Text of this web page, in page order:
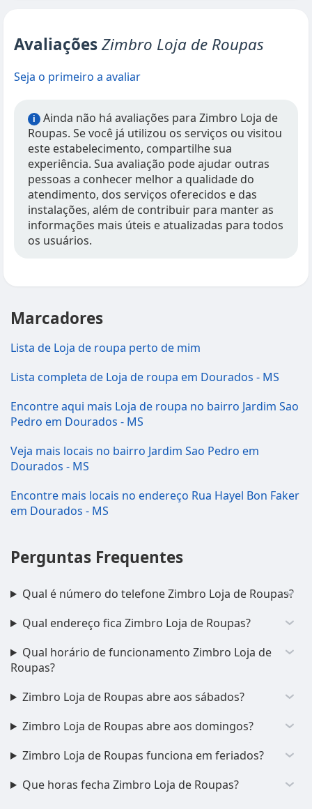
AvaliaçõesZimbro Loja de Roupas
Seja o primeiro a avaliar
i
Ainda não há avaliações para Zimbro Loja de
Roupas. Se você já utilizou os serviços ou visitou
este estabelecimento, compartilhe sua
experiência. Sua avaliação pode ajudar outras
pessoas a conhecer melhor a qualidade do
atendimento, dos serviços oferecidos e das
instalações, além de contribuir para manter as
informações mais úteis e atualizadas para todos
os usuários.
Marcadores
Lista de Loja de roupa perto de mim
Lista completa de Loja de roupa em Dourados - MS
Encontre aqui mais Loja de roupa no bairro Jardim Sao
Pedro em Dourados - MS
Veja mais locais no bairro Jardim Sao Pedro em
Dourados - MS
Encontre mais locais no endereço Rua Hayel Bon Faker
em Dourados - MS
Perguntas Frequentes
Qual é número do telefone Zimbro Loja de Roupas?
Qual endereço fica Zimbro Loja de Roupas?
Qual horário de funcionamento Zimbro Loja de
Roupas?
Zimbro Loja de Roupas abre aos sábados?
Zimbro Loja de Roupas abre aos domingos?
Zimbro Loja de Roupas funciona em feriados?
Que horas fecha Zimbro Loja de Roupas?